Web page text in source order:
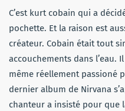
C’est kurt cobain qui a
pochette. Et la raison est
créateur. Cobain était tout
accouchements dans l’eau.
même réellement passioné
dernier album de Nirvana
chanteur a insisté pour que